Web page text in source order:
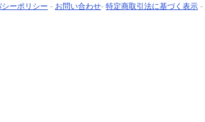
ーポリシー - お問い合わせ- 特定商取引法に基づく表示 -